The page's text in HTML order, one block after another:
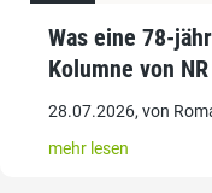
Was eine 78-
Kolumne von
28.07.2026, von
mehr lesen